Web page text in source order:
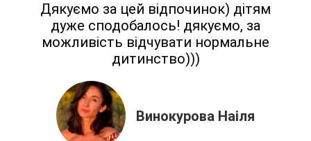
Дякуємо за цей відпочинок) дітям
дуже сподобалось! дякуємо, за
можливість відчувати нормальне
дитинство)))
Винокурова Наіля